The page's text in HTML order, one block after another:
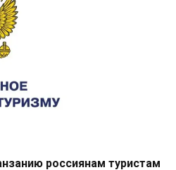
россиянам туристам